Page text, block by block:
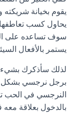
يقوم بخيانة
يحاول كسب تعاطفها.
سوف تساعده على
يستمر بالأفعال
لذلك سأذكرك بشيء
برجل نرجسي بشكل
النرجسي في الحب
بالدخول بعلاقة معه